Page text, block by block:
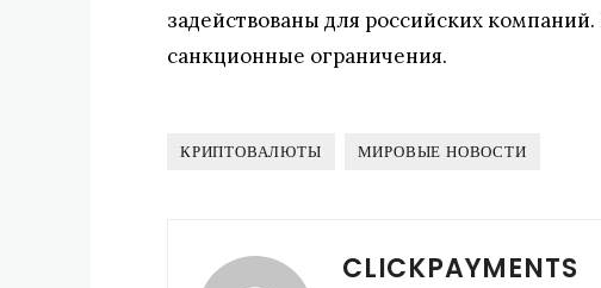
задействованы для российских
санкционные ограничения.
КРИПТОВАЛЮТЫ МИРОВЫЕ НОВОСТИ
CLICKPAYMENTS